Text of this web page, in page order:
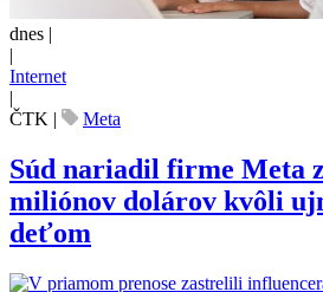
dnes |
|
Internet
|
ČTK | Meta
Súd nariadil firme Meta
miliónov dolárov kvôli
deťom